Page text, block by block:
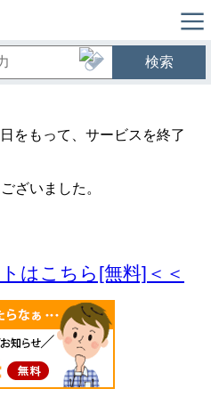
検索
をもって、サービスを終了
ざいました。
はこちら[無料]＜＜